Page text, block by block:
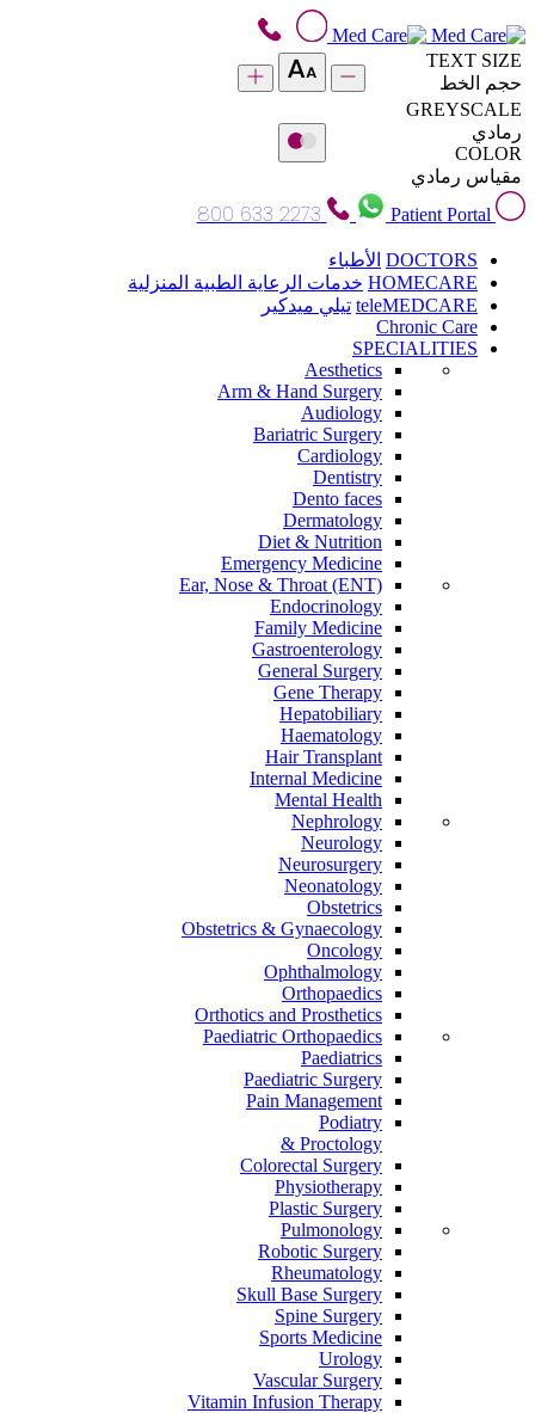
TEXT SIZE
حجم الخط
GREYSCALE
رمادي
COLOR
مقياس رمادي
Patient Portal
800 633 2273
DOCTORS الأطباء
HOMECARE خدمات الرعاية الطبية المنزلية
teleMEDCARE تيلي ميدكير
Chronic Care
SPECIALITIES
Aesthetics
Arm & Hand Surgery
Audiology
Bariatric Surgery
Cardiology
Dentistry
Dento faces
Dermatology
Diet & Nutrition
Emergency Medicine
Ear, Nose & Throat (ENT)
Endocrinology
Family Medicine
Gastroenterology
General Surgery
Gene Therapy
Hepatobiliary
Haematology
Hair Transplant
Internal Medicine
Mental Health
Nephrology
Neurology
Neurosurgery
Neonatology
Obstetrics
Obstetrics & Gynaecology
Oncology
Ophthalmology
Orthopaedics
Orthotics and Prosthetics
Paediatric Orthopaedics
Paediatrics
Paediatric Surgery
Pain Management
Podiatry
Proctology &
Colorectal Surgery
Physiotherapy
Plastic Surgery
Pulmonology
Robotic Surgery
Rheumatology
Skull Base Surgery
Spine Surgery
Sports Medicine
Urology
Vascular Surgery
Vitamin Infusion Therapy